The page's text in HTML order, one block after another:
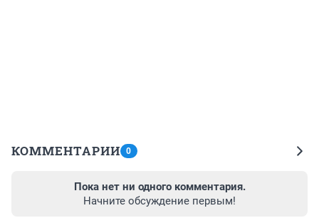
КОММЕНТАРИИ 0
Пока нет ни одного комментария.
Начните обсуждение первым!